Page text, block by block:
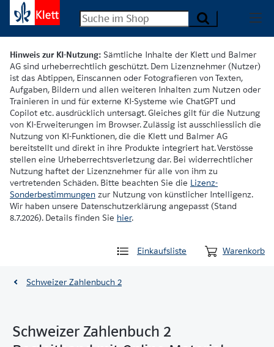
Hinweis zur KI-Nutzung: Sämtliche Inhalte der Klett und Balmer
AG sind urheberrechtlich geschützt. Dem Lizenznehmer (Nutzer)
ist das Abtippen, Einscannen oder Fotografieren von Texten,
Aufgaben, Bildern und allen weiteren Inhalten zum Nutzen oder
Trainieren in und für externe KI-Systeme wie ChatGPT und
Copilot etc. ausdrücklich untersagt. Gleiches gilt für die Nutzung
von KI-Erweiterungen im Browser. Zulässig ist ausschliesslich die
Nutzung von KI-Funktionen, die die Klett und Balmer AG
bereitstellt und direkt in ihre Produkte integriert hat. Verstösse
stellen eine Urheberrechtsverletzung dar. Bei widerrechtlicher
Nutzung haftet der Lizenznehmer für alle von ihm zu
vertretenden Schäden. Bitte beachten Sie die Lizenz-
Sonderbestimmungen zur Nutzung von künstlicher Intelligenz.
Wir haben unsere Datenschutzerklärung angepasst (Stand
8.7.2026). Details finden Sie hier.
Einkaufsliste Warenkorb
Schweizer Zahlenbuch 2
Schweizer Zahlenbuch 2